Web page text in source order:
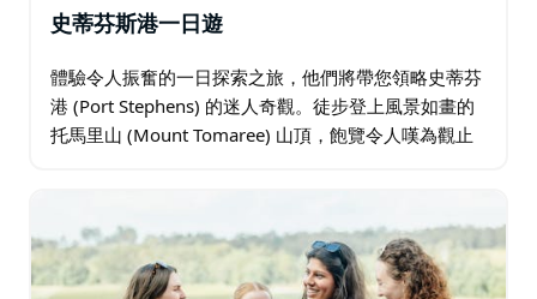
史蒂芬斯港一日遊
體驗令人振奮的一日探索之旅，他們將帶您領略史蒂芬
港 (Port Stephens) 的迷人奇觀。徒步登上風景如畫的
托馬里山 (Mount Tomaree) 山頂，飽覽令人嘆為觀止